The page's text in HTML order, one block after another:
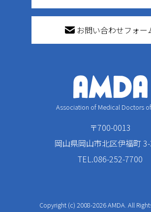
お問い合わせフォー
Association of Medical Doctors
〒700-0013
岡山県岡山市北区伊福町 3-
TEL.086-252-7700
Copyright (c) 2008-2026 AMDA. All